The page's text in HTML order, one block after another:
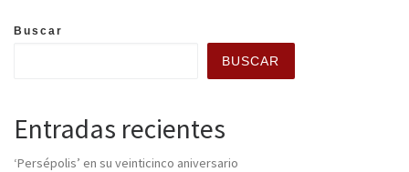
Buscar
BUSCAR
Entradas recientes
‘Persépolis’ en su veinticinco aniversario